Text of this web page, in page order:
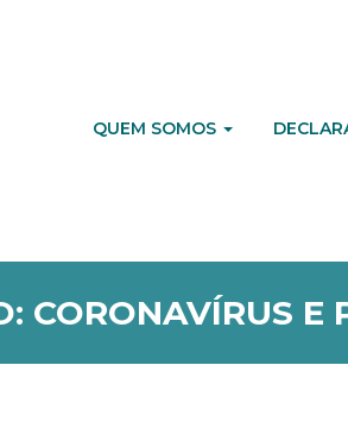
QUEM SOMOS
CORONAVÍRUS E